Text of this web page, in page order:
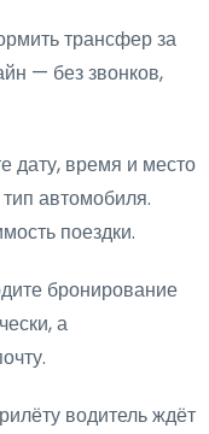
трансфер за
— без звонков,
дату, время и место
автомобиля.
поездки.
бронирование
а
водитель ждёт